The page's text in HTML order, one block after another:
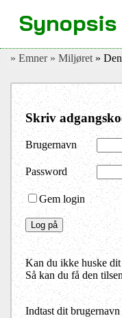
» Emner » Miljøret »
Skriv
Brugernavn
Password
Gem login
Kan du ikke huske dit
Så kan du få den
Indtast dit
Synopsis